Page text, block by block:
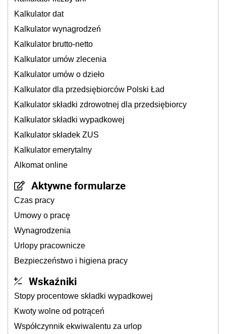
Kalkulator dat
Kalkulator wynagrodzeń
Kalkulator brutto-netto
Kalkulator umów zlecenia
Kalkulator umów o dzieło
Kalkulator dla przedsiębiorców Polski Ład
Kalkulator składki zdrowotnej dla przedsiębiorcy
Kalkulator składki wypadkowej
Kalkulator składek ZUS
Kalkulator emerytalny
Alkomat online
Aktywne formularze
Czas pracy
Umowy o pracę
Wynagrodzenia
Urlopy pracownicze
Bezpieczeństwo i higiena pracy
Wskaźniki
Stopy procentowe składki wypadkowej
Kwoty wolne od potrąceń
Współczynnik ekwiwalentu za urlop